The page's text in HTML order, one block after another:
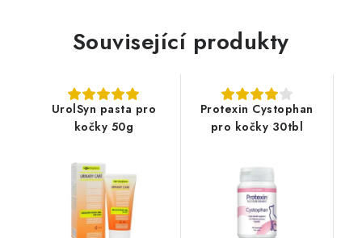
Související produkty
UrolSyn pasta pro
kočky 50g
Protexin Cystophan
pro kočky 30tbl